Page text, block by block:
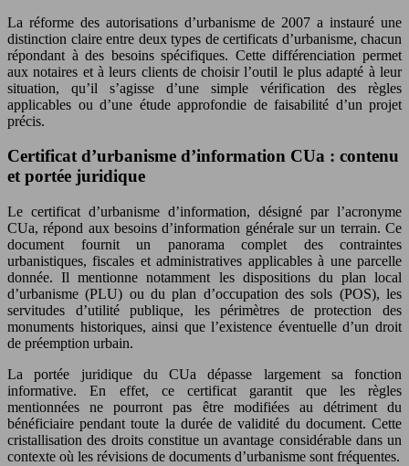
La réforme des autorisations d’urbanisme de 2007 a instauré une
distinction claire entre deux types de certificats d’urbanisme, chacun
répondant à des besoins spécifiques. Cette différenciation permet
aux notaires et à leurs clients de choisir l’outil le plus adapté à leur
situation, qu’il s’agisse d’une simple vérification des règles
applicables ou d’une étude approfondie de faisabilité d’un projet
précis.
Certificat d’urbanisme d’information CUa : contenu
et portée juridique
Le certificat d’urbanisme d’information, désigné par l’acronyme
CUa, répond aux besoins d’information générale sur un terrain. Ce
document fournit un panorama complet des contraintes
urbanistiques, fiscales et administratives applicables à une parcelle
donnée. Il mentionne notamment les dispositions du plan local
d’urbanisme (PLU) ou du plan d’occupation des sols (POS), les
servitudes d’utilité publique, les périmètres de protection des
monuments historiques, ainsi que l’existence éventuelle d’un droit
de préemption urbain.
La portée juridique du CUa dépasse largement sa fonction
informative. En effet, ce certificat garantit que les règles
mentionnées ne pourront pas être modifiées au détriment du
bénéficiaire pendant toute la durée de validité du document. Cette
cristallisation des droits constitue un avantage considérable dans un
contexte où les révisions de documents d’urbanisme sont fréquentes.